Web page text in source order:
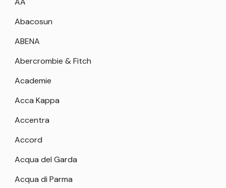
Abacosun
ABENA
Abercrombie & Fitch
Academie
Acca Kappa
Accentra
Accord
Acqua del Garda
Acqua di Parma